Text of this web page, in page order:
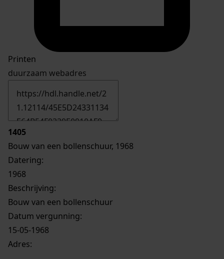
Printen
duurzaam webadres
1405
Bouw van een bollenschuur, 1968
Datering:
1968
Beschrijving:
Bouw van een bollenschuur
Datum vergunning:
15-05-1968
Adres: